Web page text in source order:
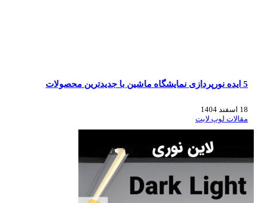
5 ایده نورپردازی نمایشگاه ماشین با جدیدترین محصولات
18 اسفند 1404
مقالات لوپ لایت